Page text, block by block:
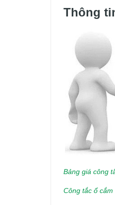
Thông
Bảng giá công
Công tắc ổ cắm